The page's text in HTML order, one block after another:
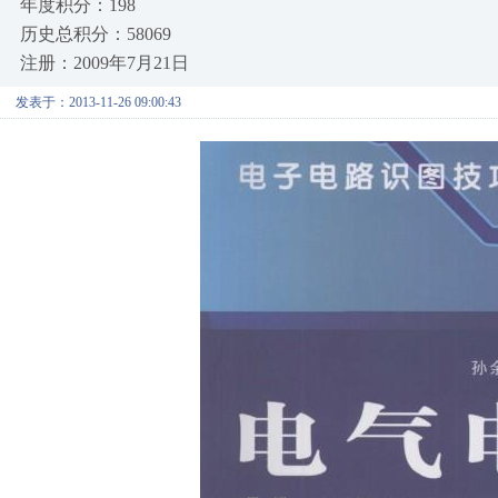
年度积分：198
历史总积分：58069
注册：2009年7月21日
发表于：2013-11-26 09:00:43